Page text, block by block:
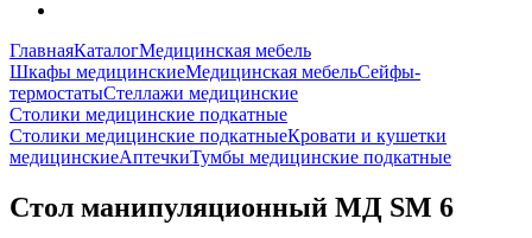
ГлавнаяКаталогМедицинская мебель
Шкафы медицинскиеМедицинская мебельСейфы-
термостатыСтеллажи медицинские
Столики медицинские подкатные
Столики медицинские подкатныеКровати и кушетки
медицинскиеАптечкиТумбы медицинские подкатные
Стол манипуляционный МД SM 6